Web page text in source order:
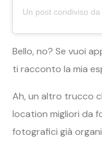
Bello, no? Se vuoi
ti racconto la mia
Ah, un altro trucco
location migliori da
fotografici già